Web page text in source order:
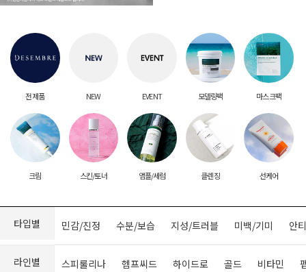
전 제품 NEW EVENT 모델링팩 마스크팩
크림 스킨/토너 앰플/세럼 클렌징 선케어
타입별 민감/진정 수분/보습 지성/트러블 미백/기미 안
라인별 스피룰리나 헴프씨드 하이드로 골드 비타민